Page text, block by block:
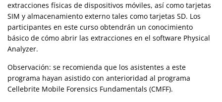
extracciones físicas de dispositivos móviles, así como tarjetas
SIM y almacenamiento externo tales como tarjetas SD. Los
participantes en este curso obtendrán un conocimiento
básico de cómo abrir las extracciones en el software Physical
Analyzer.
Observación: se recomienda que los asistentes a este
programa hayan asistido con anterioridad al programa
Cellebrite Mobile Forensics Fundamentals (CMFF).